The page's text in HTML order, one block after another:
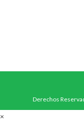
Derechos
×